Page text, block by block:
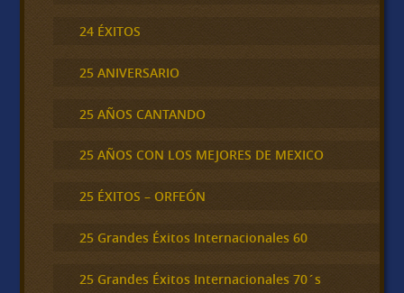
24 ÉXITOS
25 ANIVERSARIO
25 AÑOS CANTANDO
25 AÑOS CON LOS MEJORES DE MEXICO
25 ÉXITOS – ORFEÓN
25 Grandes Éxitos Internacionales 60
25 Grandes Éxitos Internacionales 70´s